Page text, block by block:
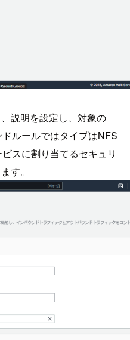
説明を設定し、対象の
ルールではタイプはNFS
スに割り当てるセキュリ
す。